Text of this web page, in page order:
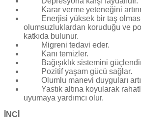
Karar verme yeteneğini
Enerjisi yüksek bir taş
olumsuzluklardan koruduğu ve
katkıda bulunur.
Migreni tedavi eder.
Kanı temizler.
Bağışıklık sistemini
Pozitif yaşam gücü sağlar.
Olumlu manevi duyguları
Yastık altına koyularak
uyumaya yardımcı olur.
İNCİ